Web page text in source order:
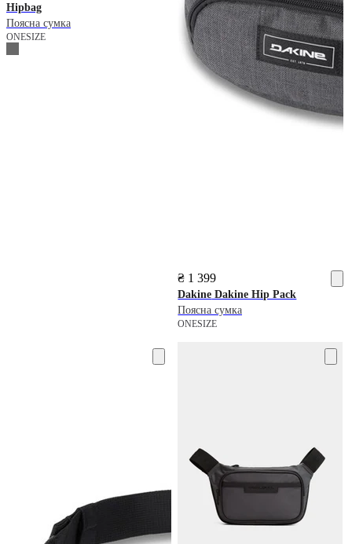
Hipbag
Поясна сумка
ONESIZE
₴ 1 399
Dakine Dakine Hip Pack
Поясна сумка
ONESIZE